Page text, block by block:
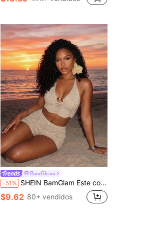
BamGleam
-51% SHEIN BamGlam Este conjunto de punto de verano de unicolor para mujer presenta un diseño con espalda descubierta y recortes, e incluye una parte superior de cuello halter de escote bajo con adornos de cuentas, combinada con shorts a juego. Tanto lindo como sexy, este conjunto de playa de verano es perfecto para una amplia variedad de ocasiones, incluyendo fiestas de playa, vacaciones, citas, té de la tarde, festivales de música de playa y celebraciones de carnaval de primavera/verano.
$9.62 80+ vendidos